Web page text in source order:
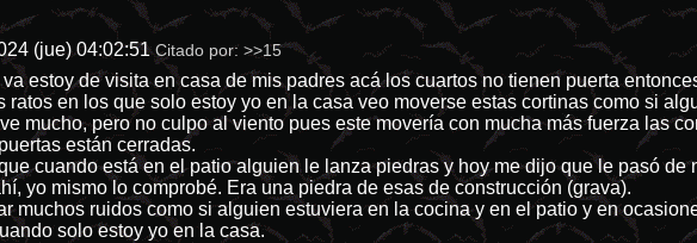
(jue) 04:02:51 Citado por:>>15
estoy de visita en casa de mis padres acá los cuartos no tienen puerta
ratos en los que solo estoy yo en la casa veo moverse estas cortinas como si
mucho, pero no culpo al viento pues este movería con mucha más fuerza las
están cerradas.
cuando está en el patio alguien le lanza piedras y hoy me dijo que le pasó de
yo mismo lo comprobé. Era una piedra de esas de construcción (grava).
muchos ruidos como si alguien estuviera en la cocina y en el patio y en
solo estoy yo en la casa.